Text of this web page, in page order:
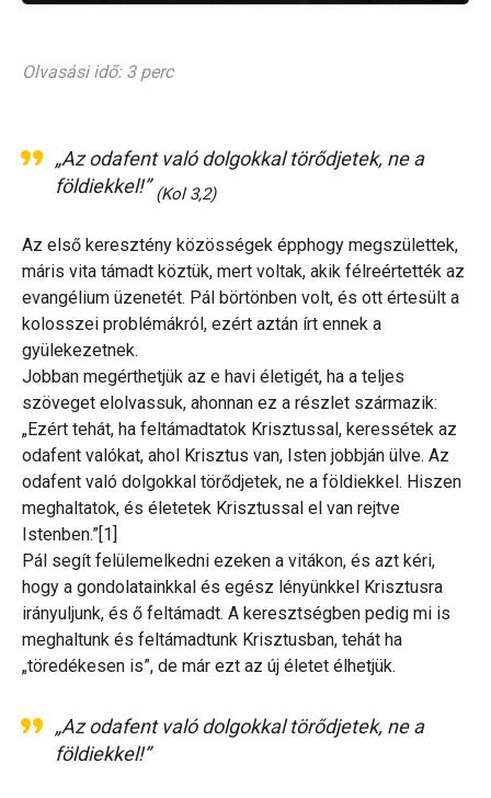
Olvasási idő: 3 perc
„Az odafent való dolgokkal törődjetek, ne a
földiekkel!”(Kol 3,2)
Az első keresztény közösségek épphogy megszülettek,
máris vita támadt köztük, mert voltak, akik félreértették az
evangélium üzenetét. Pál börtönben volt, és ott értesült a
kolosszei problémákról, ezért aztán írt ennek a
gyülekezetnek.
Jobban megérthetjük az e havi életigét, ha a teljes
szöveget elolvassuk, ahonnan ez a részlet származik:
„Ezért tehát, ha feltámadtatok Krisztussal, keressétek az
odafent valókat, ahol Krisztus van, Isten jobbján ülve. Az
odafent való dolgokkal törődjetek, ne a földiekkel. Hiszen
meghaltatok, és életetek Krisztussal el van rejtve
Istenben.”[1]
Pál segít felülemelkedni ezeken a vitákon, és azt kéri,
hogy a gondolatainkkal és egész lényünkkel Krisztusra
irányuljunk, és ő feltámadt. A keresztségben pedig mi is
meghaltunk és feltámadtunk Krisztusban, tehát ha
„töredékesen is”, de már ezt az új életet élhetjük.
„Az odafent való dolgokkal törődjetek, ne a
földiekkel!”